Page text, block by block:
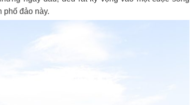
phố đảo này.